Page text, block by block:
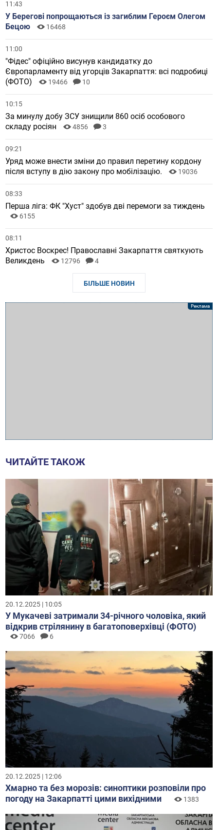
11:43
У Берегові попрощаються із загиблим Героєм Олегом
Бецою
16468
11:00
"Фідес" офіційно висунув кандидатку до
Європарламенту від угорців Закарпаття: всі подробиці
(ФОТО)
19466 10
10:15
За минулу добу ЗСУ знищили 860 осіб особового
складу росіян
4856 3
09:21
Уряд може внести зміни до правил перетину кордону
після вступу в дію закону про мобілізацію.
19036
08:33
Перша ліга: ФК "Хуст" здобув дві перемоги за тиждень
6155
08:11
Христос Воскрес! Православні Закарпаття святкують
Великдень
12796 4
БІЛЬШЕ НОВИН
ЧИТАЙТЕ ТАКОЖ
20.12.2025 | 10:05
У Мукачеві затримали 34-річного чоловіка, який
відкрив стрілянину в багатоповерхівці (ФОТО)
7066 6
20.12.2025 | 12:06
Хмарно та без морозів: синоптики розповіли про
погоду на Закарпатті цими вихідними
1383